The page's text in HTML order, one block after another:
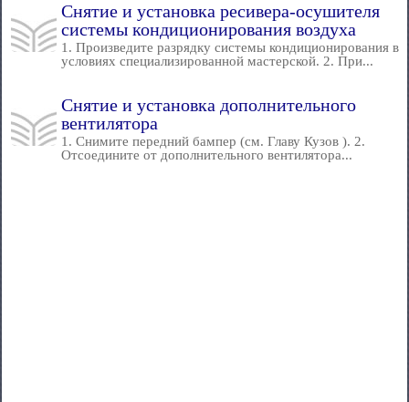
Снятие и установка ресивера-осушителя
системы кондиционирования воздуха
1. Произведите разрядку системы кондиционирования в
условиях специализированной мастерской. 2. При...
Снятие и установка дополнительного
вентилятора
1. Снимите передний бампер (см. Главу Кузов ). 2.
Отсоедините от дополнительного вентилятора...